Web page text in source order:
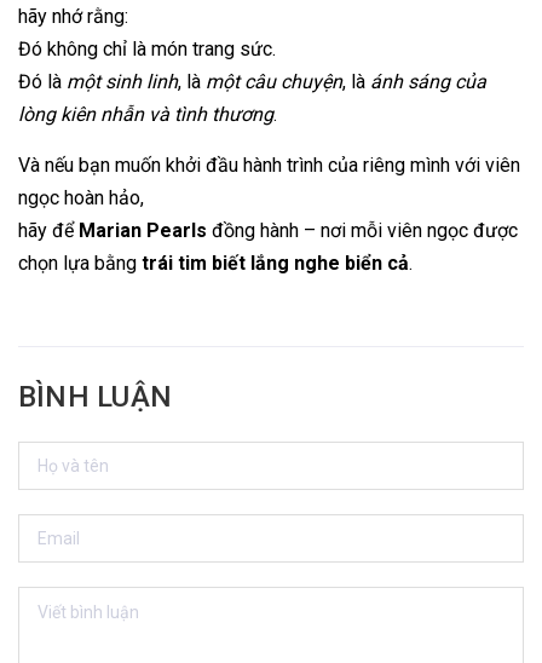
hãy nhớ rằng:
Đó không chỉ là món trang sức.
Đó là một sinh linh, là một câu chuyện, là ánh sáng của
lòng kiên nhẫn và tình thương.
Và nếu bạn muốn khởi đầu hành trình của riêng mình với viên
ngọc hoàn hảo,
hãy để Marian Pearls đồng hành – nơi mỗi viên ngọc được
chọn lựa bằng trái tim biết lắng nghe biển cả.
BÌNH LUẬN